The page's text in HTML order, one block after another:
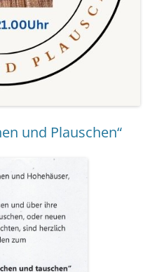
und Plauschen“